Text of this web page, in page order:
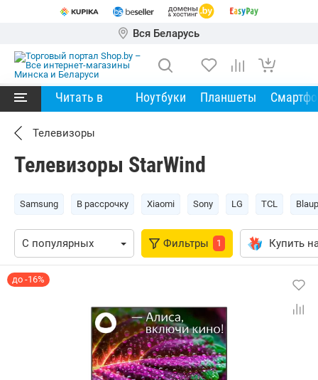
Вся Беларусь
Читать в Ноутбуки Планшеты
Телевизоры
Телевизоры StarWind
Samsung В рассрочку Xiaomi Sony LG TCL
Фильтры 1 Купить
до -16%